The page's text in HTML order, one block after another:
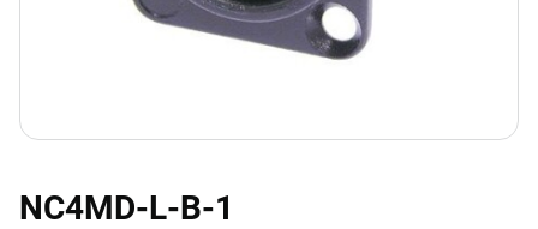
NC4MD-L-B-1